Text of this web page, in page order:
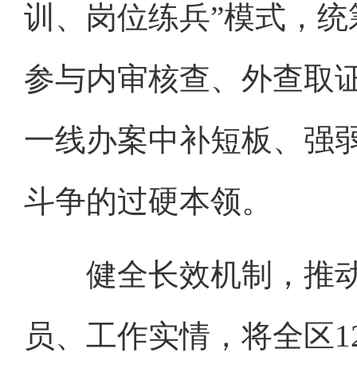
训、岗位练兵”模式，
参与内审核查、外查取
一线办案中补短板、强
斗争的过硬本领。
健全长效机制，推动
员、工作实情，将全区